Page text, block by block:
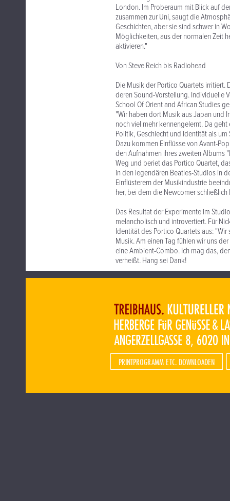
London. Im Proberaum mit Blick auf
zusammen zur Uni, saugt die
Geschichten, aber sie sind schwer in
Möglichkeiten, aus der normalen Zeit
aktivieren."
Von Steve Reich bis Radiohead
Die Musik der Portico Quartets
deren Sound-Vorstellung. Individuelle
School Of Orient and African Studies
"Wir haben dort Musik aus Japan und
noch viel mehr kennengelernt. Da
Politik, Geschlecht und Identität als um
Dazu kommen Einflüsse von Avant-
den Aufnahmen ihres zweiten Albums
Weg und beriet das Portico Quartet,
in den legendären Beatles-Studios in
Einflüsterern der Musikindustrie
her, bei dem die Newcomer schließlich
Das Resultat der Experimente im
melancholisch und introvertiert. Für
Identität des Portico Quartets aus:
Musik. Am einen Tag fühlen wir uns
eine Ambient-Combo. Ich mag das,
verheißt. Hang sei Dank!
PRINTPROGRAMM ETC. DOWNLOADEN